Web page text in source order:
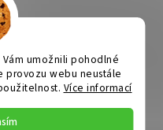
umožnili pohodlné
provozu webu neustále
Více informací
22